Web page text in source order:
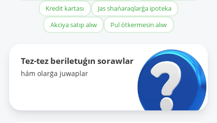
Kredit kartası
Jas shańaraqlarǵa ipoteka
Akciya satıp alıw
Pul ótkermesin alıw
Tez-tez beriletuǵın sorawlar
hám olarǵa juwaplar